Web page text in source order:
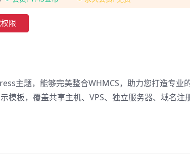
限
主题，能够完美整合WHMCS，助力您打造专业
模板，覆盖共享主机、VPS、独立服务器、域名注